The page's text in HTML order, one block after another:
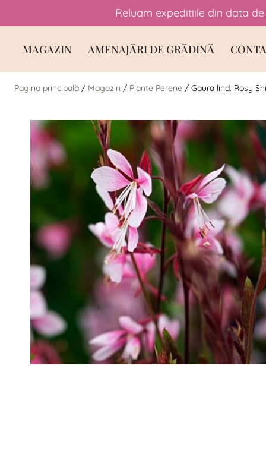
Reluam expeditiile din data
MAGAZIN AMENAJĂRI DE GRĂDINĂ
Pagina principală / Magazin / Plante Perene / Gaura lind. Rosy